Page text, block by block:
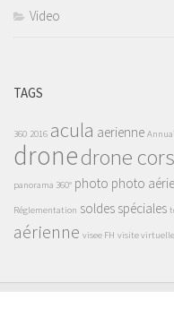
Video
TAGS
360 2016 acula aerienne
dronedrone
panorama 360° photo photo
Réglementation soldes spéciales
aérienne visee FH visite virtuelle